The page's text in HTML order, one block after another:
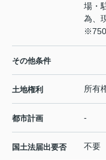
場・
為、
その他条件
土地権利 所有
都市計画 -
国土法届出要否 不要